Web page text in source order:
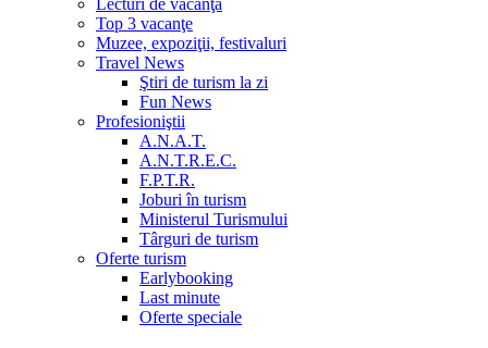
Lecturi de vacanţă
Top 3 vacanţe
Muzee, expoziţii, festivaluri
Travel News
Ştiri de turism la zi
Fun News
Profesioniştii
A.N.A.T.
A.N.T.R.E.C.
F.P.T.R.
Joburi în turism
Ministerul Turismului
Târguri de turism
Oferte turism
Earlybooking
Last minute
Oferte speciale